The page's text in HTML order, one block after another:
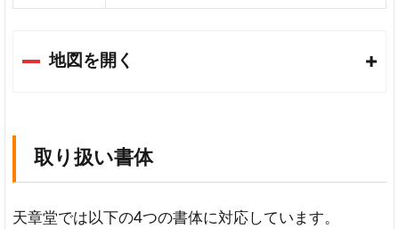
文
あ
る
地図を開く
取り扱い書体
天章堂では以下の4つの書体に対応しています。